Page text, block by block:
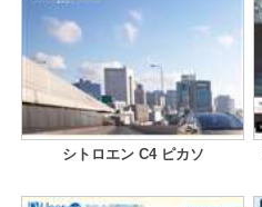
シトロエン C4 ピカソ